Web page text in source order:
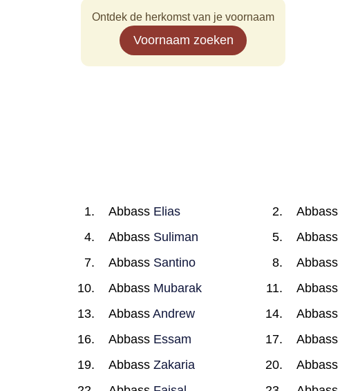
Ontdek de herkomst van je voornaam
Voornaam zoeken
Abbass Elias Abbass
Abbass Suliman Abbass
Abbass Santino Abbass
Abbass Mubarak Abbass
Abbass Andrew Abbass
Abbass Essam Abbass
Abbass Zakaria Abbass